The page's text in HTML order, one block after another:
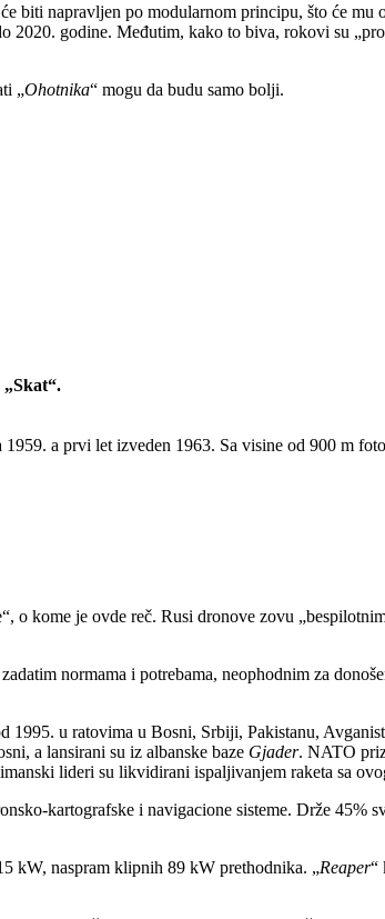
biti napravljen po modularnom principu, što će mu
godine. Međutim, kako to biva, rokovi su
„Ohotnika“ mogu da budu samo bolji.
„Skat“.
1959. a prvi let izveden 1963. Sa visine od 900 m
o kome je ovde reč. Rusi dronove zovu
normama i potrebama, neophodnim za
1995. u ratovima u Bosni, Srbiji, Pakistanu,
a lansirani su iz albanske baze Gjader. NATO
lideri su likvidirani ispaljivanjem raketa sa
kartografske i navigacione sisteme. Drže 45%
kW, naspram klipnih 89 kW prethodnika. „Reaper“